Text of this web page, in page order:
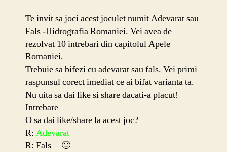
Te invit sa joci acest joculet numit Adevarat sau
Fals -Hidrografia Romaniei. Vei avea de
rezolvat 10 intrebari din capitolul Apele
Romaniei.
Trebuie sa bifezi cu adevarat sau fals. Vei primi
raspunsul corect imediat ce ai bifat varianta ta.
Nu uita sa dai like si share dacati-a placut!
Intrebare
O sa dai like/share la acest joc?
R: Adevarat
R: Fals 🙂